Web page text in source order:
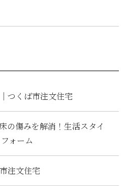
つくば市注文住宅
の傷みを解消！生活スタイ
ォーム
注文住宅